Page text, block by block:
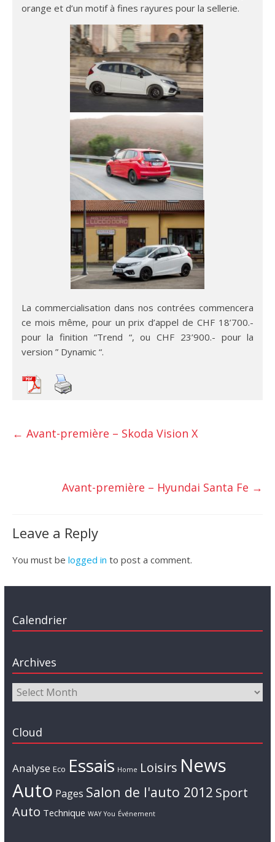
orange et d’un motif à fines rayures pour la sellerie.
La commercialisation dans nos contrées commencera
ce mois même, pour un prix d’appel de CHF 18’700.-
pour la finition “Trend “, ou CHF 23’900.- pour la
version ” Dynamic “.
← Avant-première – Skoda Vision X
Avant-première – Hyundai Santa Fe →
Leave a Reply
You must be logged in to post a comment.
Calendrier
Archives
Cloud
Analyse Eco Essais Home Loisirs News
Auto Pages Salon de l'auto 2012 Sport
Auto Technique WAY You Événement